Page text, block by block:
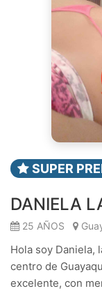
SUPER
DANIELA
25 AÑOS
Hola soy Daniela,
centro de
excelente, con